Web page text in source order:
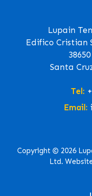
Lupain
Edifico Cristian
Santa
Tel:
Email:
Copyright © 2026
Ltd.